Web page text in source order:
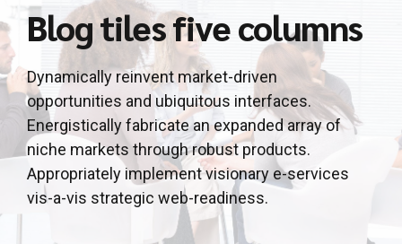
Blog tiles five columns
Dynamically reinvent market-driven
opportunities and ubiquitous interfaces.
Energistically fabricate an expanded array of
niche markets through robust products.
Appropriately implement visionary e-services
vis-a-vis strategic web-readiness.